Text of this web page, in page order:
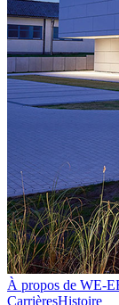
À propos de WE-
CarrièresHistoire